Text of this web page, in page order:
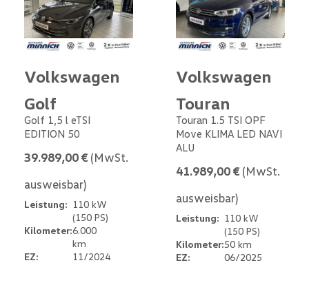
Volkswagen
Golf
Golf 1,5 l eTSI
EDITION 50
39.989,00 € (MwSt.
ausweisbar)
Leistung: 110 kW
(150 PS)
Kilometer:6.000
km
EZ:
11/2024
Volkswagen
Touran
Touran 1.5 TSI OPF
Move KLIMA LED NAVI
ALU
41.989,00 € (MwSt.
ausweisbar)
Leistung: 110 kW
(150 PS)
Kilometer:50 km
EZ:
06/2025